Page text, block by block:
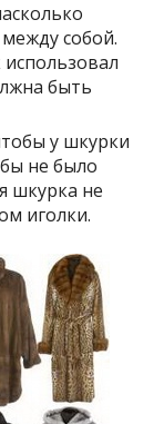
собой.
быть
у шкурки
не было
шкурка не
иголки.